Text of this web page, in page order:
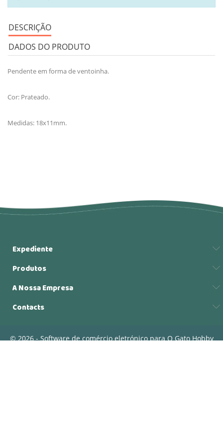
DESCRIÇÃO
DADOS DO PRODUTO
Pendente em forma de ventoinha.
Cor: Prateado.
Medidas: 18x11mm.
Expediente
Produtos
A Nossa Empresa
Contacts
© 2026 - Software de comércio eletrónico para O Gato Hobby